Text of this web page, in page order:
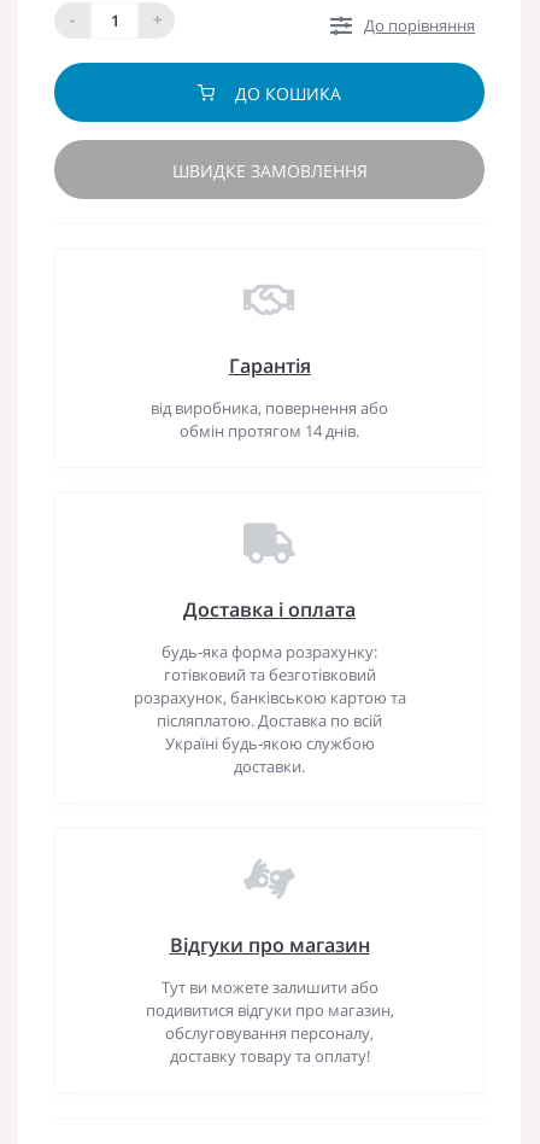
-
+
До порівняння
ДО КОШИКА
ШВИДКЕ ЗАМОВЛЕННЯ
Гарантія
від виробника, повернення або
обмін протягом 14 днів.
Доставка і оплата
будь-яка форма розрахунку:
готівковий та безготівковий
розрахунок, банківською картою та
післяплатою. Доставка по всій
Україні будь-якою службою
доставки.
Відгуки про магазин
Тут ви можете залишити або
подивитися відгуки про магазин,
обслуговування персоналу,
доставку товару та оплату!